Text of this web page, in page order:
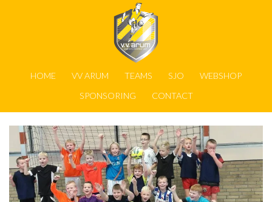
HOME VV ARUM TEAMS SJO
WEBSHOP
SPONSORING
CONTACT